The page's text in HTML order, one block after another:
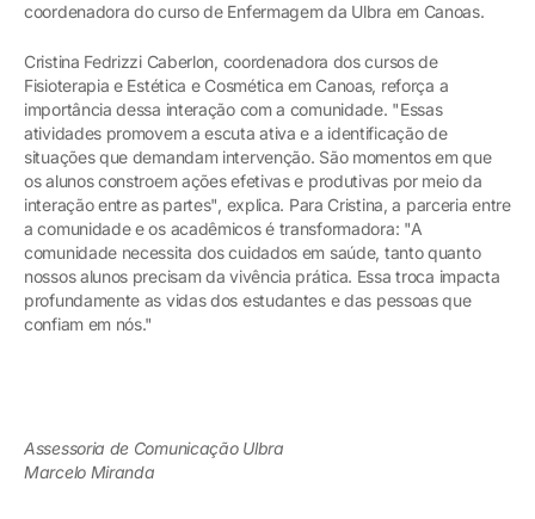
coordenadora do curso de Enfermagem da Ulbra em Canoas.
Cristina Fedrizzi Caberlon, coordenadora dos cursos de
Fisioterapia e Estética e Cosmética em Canoas, reforça a
importância dessa interação com a comunidade. "Essas
atividades promovem a escuta ativa e a identificação de
situações que demandam intervenção. São momentos em que
os alunos constroem ações efetivas e produtivas por meio da
interação entre as partes", explica. Para Cristina, a parceria entre
a comunidade e os acadêmicos é transformadora: "A
comunidade necessita dos cuidados em saúde, tanto quanto
nossos alunos precisam da vivência prática. Essa troca impacta
profundamente as vidas dos estudantes e das pessoas que
confiam em nós."
Assessoria de Comunicação Ulbra
Marcelo Miranda